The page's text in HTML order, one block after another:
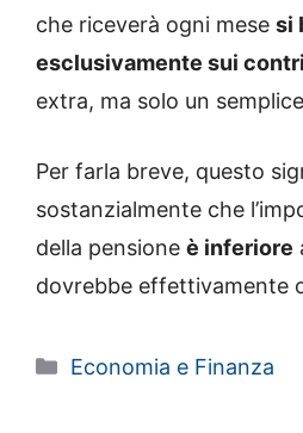
che riceverà ogni mese si
esclusivamente sui
extra, ma solo un
Per farla breve, questo
sostanzialmente che
della pensione è inferiore
dovrebbe effettivamente
Categorie
Economia e Finanza